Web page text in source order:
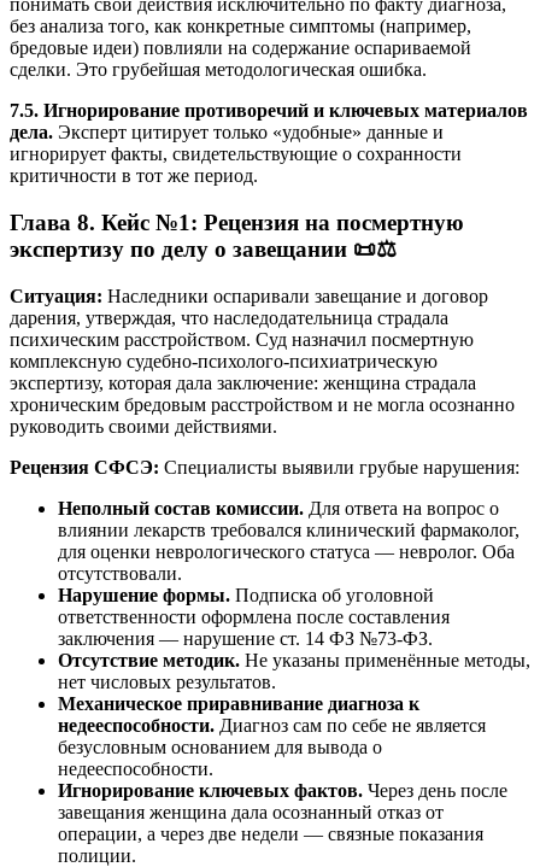
понимать свои действия исключительно по факту диагноза,
без анализа того, как конкретные симптомы (например,
бредовые идеи) повлияли на содержание оспариваемой
сделки. Это грубейшая методологическая ошибка.
7.5. Игнорирование противоречий и ключевых материалов
дела. Эксперт цитирует только «удобные» данные и
игнорирует факты, свидетельствующие о сохранности
критичности в тот же период.
Глава 8. Кейс №1: Рецензия на посмертную
экспертизу по делу о завещании 📜⚖️
Ситуация: Наследники оспаривали завещание и договор
дарения, утверждая, что наследодательница страдала
психическим расстройством. Суд назначил посмертную
комплексную судебно-психолого-психиатрическую
экспертизу, которая дала заключение: женщина страдала
хроническим бредовым расстройством и не могла осознанно
руководить своими действиями.
Рецензия СФСЭ: Специалисты выявили грубые нарушения:
Неполный состав комиссии. Для ответа на вопрос о
влиянии лекарств требовался клинический фармаколог,
для оценки неврологического статуса — невролог. Оба
отсутствовали.
Нарушение формы. Подписка об уголовной
ответственности оформлена после составления
заключения — нарушение ст. 14 ФЗ №73-ФЗ.
Отсутствие методик. Не указаны применённые методы,
нет числовых результатов.
Механическое приравнивание диагноза к
недееспособности. Диагноз сам по себе не является
безусловным основанием для вывода о
недееспособности.
Игнорирование ключевых фактов. Через день после
завещания женщина дала осознанный отказ от
операции, а через две недели — связные показания
полиции.